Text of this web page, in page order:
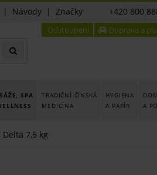
| Návody | Značky +420 800
Odstoupení Doprava a
SPA
TRADIČNÍ ČÍNSKÁ
MEDICÍNA
HYGIENA
A PAPÍR
A
7,5 kg